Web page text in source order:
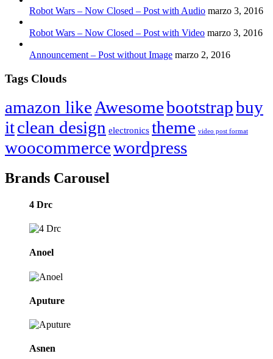
Robot Wars – Now Closed – Post with Audio marzo 3, 2016
Robot Wars – Now Closed – Post with Video marzo 3, 2016
Announcement – Post without Image marzo 2, 2016
Tags Clouds
amazon like Awesomebootstrapbuy
itclean design electronics theme video post format
woocommercewordpress
Brands Carousel
4 Drc
Anoel
Aputure
Asnen